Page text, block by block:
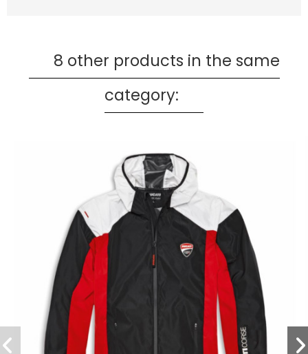
8 other products in the same
category: